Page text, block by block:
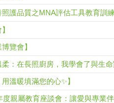
護品質之MNA評估工具教育訓
覽會】
：在長照廚房，我學會了與生
溫暖填滿您的心✨】
度親屬教育座談會：讓愛與專業